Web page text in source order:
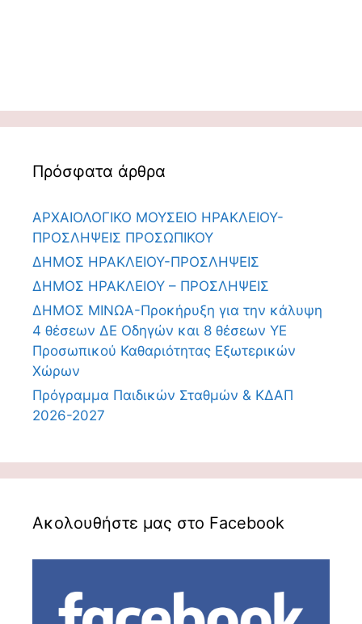
Πρόσφατα άρθρα
ΑΡΧΑΙΟΛΟΓΙΚΟ ΜΟΥΣΕΙΟ ΗΡΑΚΛΕΙΟΥ-
ΠΡΟΣΛΗΨΕΙΣ ΠΡΟΣΩΠΙΚΟΥ
ΔΗΜΟΣ ΗΡΑΚΛΕΙΟΥ-ΠΡΟΣΛΗΨΕΙΣ
ΔΗΜΟΣ ΗΡΑΚΛΕΙΟΥ – ΠΡΟΣΛΗΨΕΙΣ
ΔΗΜΟΣ ΜΙΝΩΑ-Προκήρυξη για την κάλυψη
4 θέσεων ΔΕ Οδηγών και 8 θέσεων ΥΕ
Προσωπικού Καθαριότητας Εξωτερικών
Χώρων
Πρόγραμμα Παιδικών Σταθμών & ΚΔΑΠ
2026-2027
Ακολουθήστε μας στο Facebook